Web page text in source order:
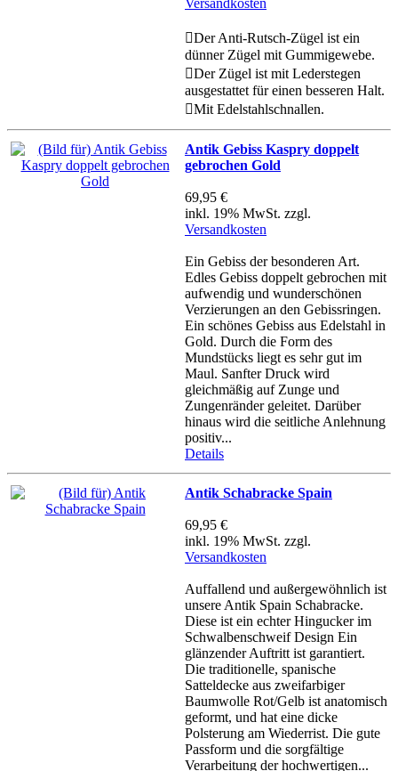
Der Anti-Rutsch-Zügel ist ein
dünner Zügel mit Gummigewebe.
Der Zügel ist mit Lederstegen
ausgestattet für einen besseren Halt.
Mit Edelstahlschnallen.
Antik Gebiss Kaspry doppelt
gebrochen Gold
69,95 €
inkl. 19% MwSt. zzgl.
Versandkosten
Ein Gebiss der besonderen Art.
Edles Gebiss doppelt gebrochen mit
aufwendig und wunderschönen
Verzierungen an den Gebissringen.
Ein schönes Gebiss aus Edelstahl in
Gold. Durch die Form des
Mundstücks liegt es sehr gut im
Maul. Sanfter Druck wird
gleichmäßig auf Zunge und
Zungenränder geleitet. Darüber
hinaus wird die seitliche Anlehnung
positiv...
Details
Antik Schabracke Spain
69,95 €
inkl. 19% MwSt. zzgl.
Versandkosten
Auffallend und außergewöhnlich ist
unsere Antik Spain Schabracke.
Diese ist ein echter Hingucker im
Schwalbenschweif Design Ein
glänzender Auftritt ist garantiert.
Die traditionelle, spanische
Satteldecke aus zweifarbiger
Baumwolle Rot/Gelb ist anatomisch
geformt, und hat eine dicke
Polsterung am Wiederrist. Die gute
Passform und die sorgfältige
Verarbeitung der hochwertigen...